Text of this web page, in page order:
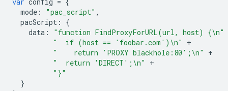
mode : "pac_script" ,
pacScript :
{
data :
"function FindProxyForURL(url, host) {\n"
"  if (host == 'foobar.com')\n"
+
"    return 'PROXY blackhole:80';\n"
+
"  return 'DIRECT';\n"
+
"}"
}